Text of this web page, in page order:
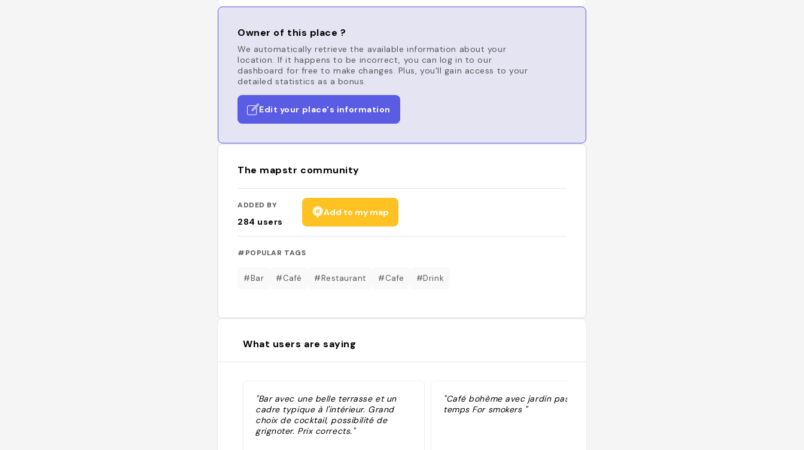
Owner of this place ?
We automatically retrieve the available information about your
location. If it happens to be incorrect, you can log in to our
dashboard for free to make changes. Plus, you'll gain access to your
detailed statistics as a bonus.
Edit your place's information
The mapstr community
ADDED BY
284 users
Add to my map
#POPULAR TAGS
#Bar #Café #Restaurant #Cafe #Drink
What users are saying
"Bar avec une belle terrasse et un
cadre typique à l'intérieur. Grand
choix de cocktail, possibilité de
grignoter. Prix corrects."
"Café bohème avec jardin passer le
temps For smokers "